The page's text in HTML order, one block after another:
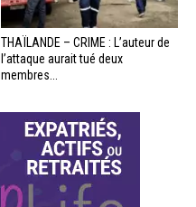
THAÏLANDE – CRIME : L’auteur de
l’attaque aurait tué deux
membres...